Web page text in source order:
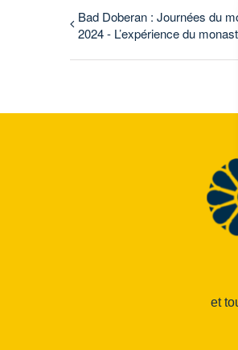
Bad Doberan : Journées du
2024 - L’expérience du
et